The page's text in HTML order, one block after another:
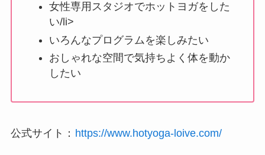
女性専用スタジオでホットヨガをした
い/li>
いろんなプログラムを楽しみたい
おしゃれな空間で気持ちよく体を動か
したい
公式サイト： https://www.hotyoga-loive.com/